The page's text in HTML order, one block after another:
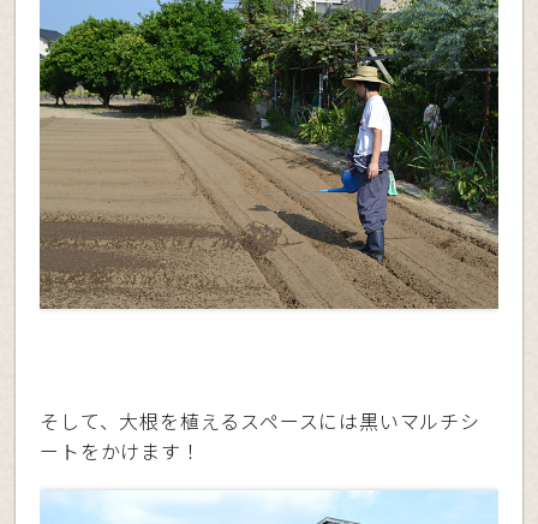
そして、大根を植えるスペースには黒いマルチシ
ートをかけます！